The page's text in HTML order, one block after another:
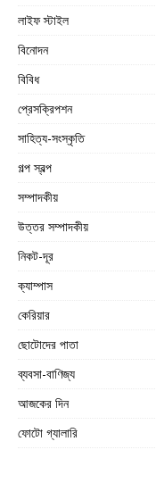
লাইফ স্টাইল
বিনোদন
বিবিধ
প্রেসক্রিপশন
সাহিত্য-সংস্কৃতি
গল্প স্বল্প
সম্পাদকীয়
উত্তর সম্পাদকীয়
নিকট-দূর
ক্যাম্পাস
কেরিয়ার
ছোটোদের পাতা
ব্যবসা-বাণিজ্য
আজকের দিন
ফোটো গ্যালারি